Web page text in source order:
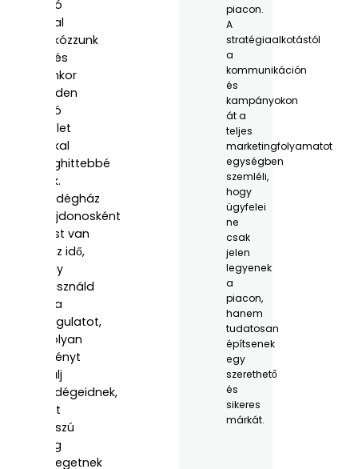
forró
itallal
kuckózzunk
be, és
ilyenkor
minden
apró
részlet
sokkal
meghittebbé
válik.
Vendégház
tulajdonosként
most van
itt az idő,
hogy
kihasználd
ezt a
hangulatot,
és olyan
élményt
kínálj
vendégeidnek,
amit
hosszú
ideig
emlegetnek
piacon.
A
stratégiaalkotástól
a
kommunikáción
és
kampányokon
át a
teljes
marketingfolyamatot
egységben
szemléli,
hogy
ügyfelei
ne
csak
jelen
legyenek
a
piacon,
hanem
tudatosan
építsenek
egy
szerethető
és
sikeres
márkát.